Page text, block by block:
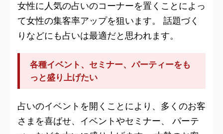
女性に人気の占いのコーナーを置くことによっ
て女性の集客率アップを狙います。 話題づく
りなどにも占いは最適だと思われます。
各種イベント、セミナー、パーティーをも
っと盛り上げたい
占いのイベントを開くことにより、多くのお客
さまを喜ばせ、イベントやセミナー、 パーテ